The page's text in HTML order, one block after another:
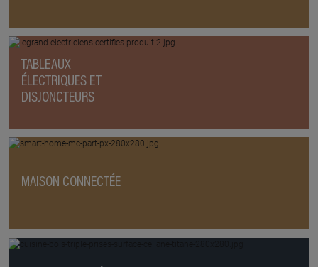
TABLEAUX
ÉLECTRIQUES ET
DISJONCTEURS
MAISON CONNECTÉE